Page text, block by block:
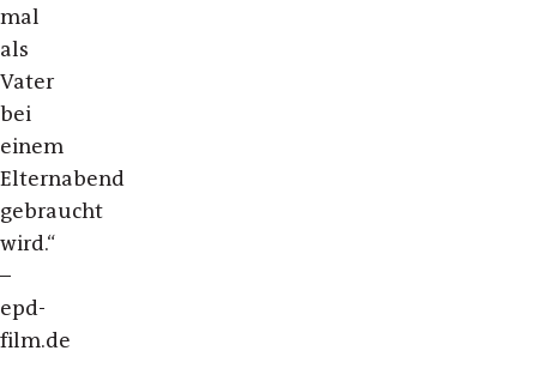
mal
als
Vater
bei
einem
Elternabend
gebraucht
wird.“
–
epd-
film.de